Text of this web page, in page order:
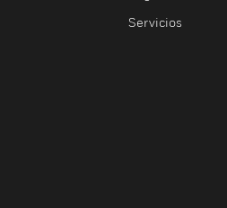
Servicios